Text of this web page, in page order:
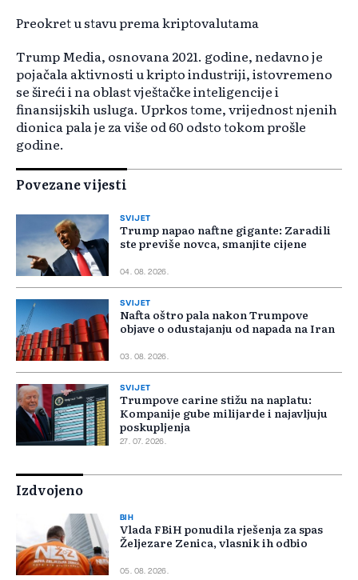
Preokret u stavu prema kriptovalutama
Trump Media, osnovana 2021. godine, nedavno je
pojačala aktivnosti u kripto industriji, istovremeno
se šireći i na oblast vještačke inteligencije i
finansijskih usluga. Uprkos tome, vrijednost njenih
dionica pala je za više od 60 odsto tokom prošle
godine.
Povezane vijesti
SVIJET
Trump napao naftne gigante: Zaradili
ste previše novca, smanjite cijene
04. 08. 2026.
SVIJET
Nafta oštro pala nakon Trumpove
objave o odustajanju od napada na Iran
03. 08. 2026.
SVIJET
Trumpove carine stižu na naplatu:
Kompanije gube milijarde i najavljuju
poskupljenja
27. 07. 2026.
Izdvojeno
BIH
Vlada FBiH ponudila rješenja za spas
Željezare Zenica, vlasnik ih odbio
05. 08. 2026.